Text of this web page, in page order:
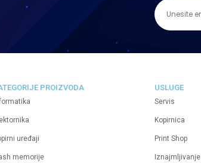
PROIZVODA
uređaji
memorije
USLUGE
Servis
Kopirnica
Print Shop
Iznajmljivanje